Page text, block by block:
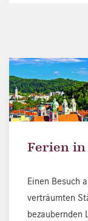
Ferien in
Einen Besuch
verträumten
bezaubernden